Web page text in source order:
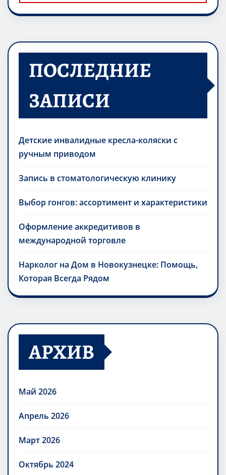
ПОСЛЕДНИЕ
ЗАПИСИ
Детские инвалидные кресла-коляски с
ручным приводом
Запись в стоматологическую клинику
Выбор гонгов: ассортимент и характеристики
Оформление аккредитивов в
международной торговле
Нарколог на Дом в Новокузнецке: Помощь,
Которая Всегда Рядом
АРХИВ
Май 2026
Апрель 2026
Март 2026
Октябрь 2024